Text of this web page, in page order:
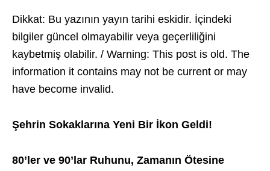
Dikkat: Bu yazının yayın tarihi eskidir. İçindeki
bilgiler güncel olmayabilir veya geçerliliğini
kaybetmiş olabilir. / Warning: This post is old. The
information it contains may not be current or may
have become invalid.
Şehrin Sokaklarına Yeni Bir İkon Geldi!
80’ler ve 90’lar Ruhunu, Zamanın Ötesine